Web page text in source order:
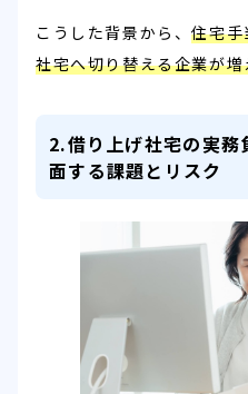
こうした背景から、住宅
社宅へ切り替える企業が
2.借り上げ社宅の実
面する課題とリスク